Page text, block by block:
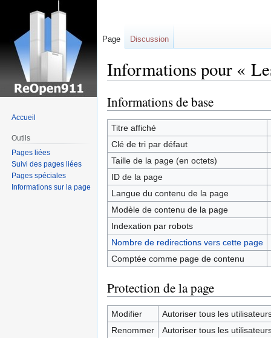
Informations pour «
Sauter
à
la
navigation
Sauter
à
la
recherche
Informations de base
Titre affiché
Clé de tri par défaut
Taille de la page (en octets)
ID de la page
Langue du contenu de la page
Modèle de contenu de la page
Indexation par robots
Nombre de redirections vers cette page
Comptée comme page de contenu
Protection de la page
Modifier
Autoriser tous les
Renommer
Autoriser tous les
Page Discussion
Accueil
Outils
Pages liées
Suivi des pages liées
Pages spéciales
Informations sur la page